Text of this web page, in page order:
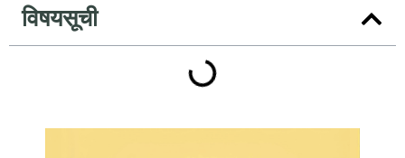
विषयसूची